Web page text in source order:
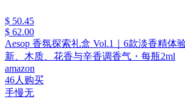
$ 50.45
$ 62.00
Aesop 香氛探索礼盒 Vol.1｜6款淡香精体
新、木质、花香与辛香调香气・每瓶2ml
amazon
46人购买
手慢无